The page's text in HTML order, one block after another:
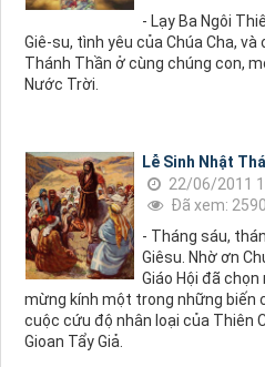
- Lạy Ba Ngôi
Giê-su, tình yêu của Chúa Cha,
Thánh Thần ở cùng chúng con,
Nước Trời.
Lễ Sinh Nhật
22/06/2011
Đã xem: 2590
- Tháng sáu,
Giêsu. Nhờ ơn
Giáo Hội đã
mừng kính một trong những biến
cuộc cứu độ nhân loại của Thiên
Gioan Tẩy Giả.